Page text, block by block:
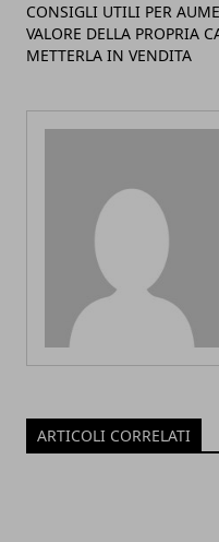
CONSIGLI UTILI PER
VALORE DELLA PROPRIA
METTERLA IN VENDITA
ARTICOLI CORRELATI